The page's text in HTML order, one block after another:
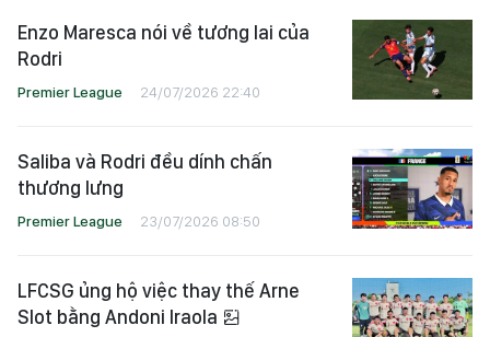
Enzo Maresca nói về tương lai của
Rodri
Premier League 24/07/2026 22:40
Saliba và Rodri đều dính chấn
thương lưng
Premier League 23/07/2026 08:50
LFCSG ủng hộ việc thay thế Arne
Slot bằng Andoni Iraola